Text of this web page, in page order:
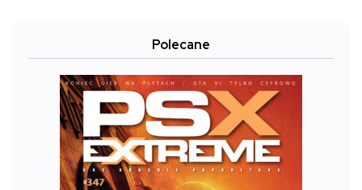
Polecane